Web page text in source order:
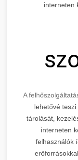
interneten
A
lehetővé
tárolását,
interneten
felhasználók